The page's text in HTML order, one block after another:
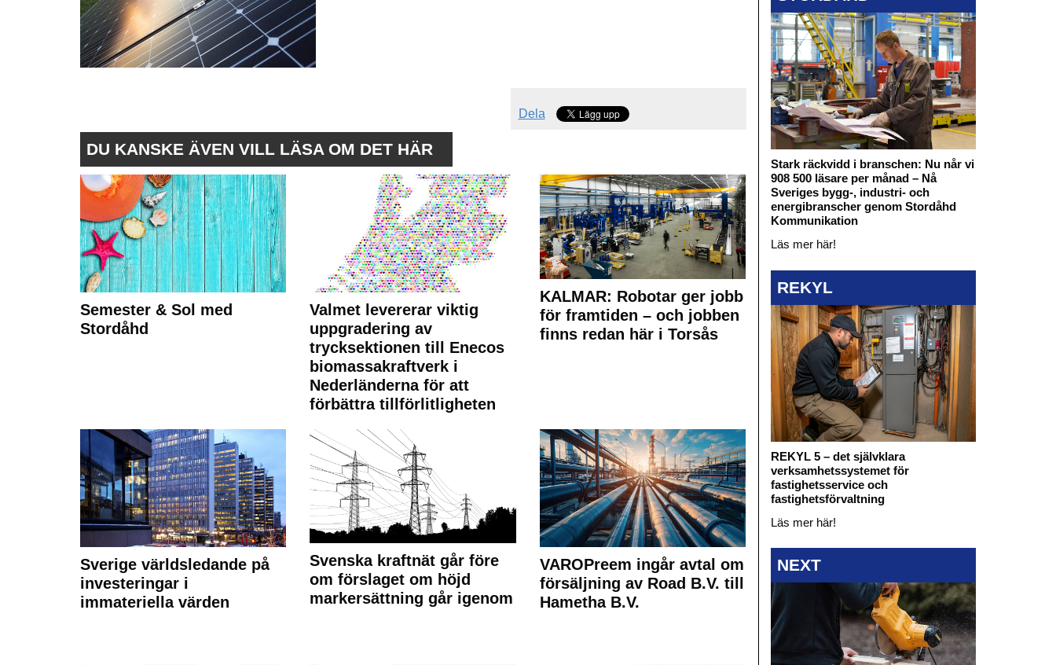
Dela
DU KANSKE ÄVEN VILL LÄSA OM DET HÄR
Semester & Sol med
Stordåhd
Valmet levererar viktig
uppgradering av
trycksektionen till Enecos
biomassakraftverk i
Nederländerna för att
förbättra tillförlitligheten
KALMAR: Robotar ger jobb
för framtiden – och jobben
finns redan här i Torsås
Sverige världsledande på
investeringar i
immateriella värden
Svenska kraftnät går före
om förslaget om höjd
markersättning går igenom
VAROPreem ingår avtal om
försäljning av Road B.V. till
Hametha B.V.
Stark räckvidd i branschen: Nu når vi
908 500 läsare per månad – Nå
Sveriges bygg-, industri- och
energibranscher genom Stordåhd
Kommunikation
Läs mer här!
REKYL
REKYL 5 – det självklara
verksamhetssystemet för
fastighetsservice och
fastighetsförvaltning
Läs mer här!
NEXT